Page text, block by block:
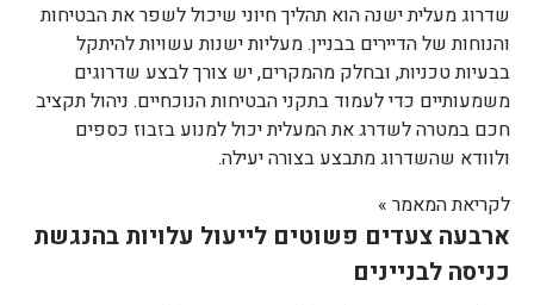
שדרוג מעלית ישנה הוא תהליך חיוני שיכול לשפר את הבטיחות
והנוחות של הדיירים בבניין. מעליות ישנות עשויות להיתקל
בבעיות טכניות, ובחלק מהמקרים, יש צורך לבצע שדרוגים
משמעותיים כדי לעמוד בתקני הבטיחות הנוכחיים. ניהול תקציב
חכם במטרה לשדרג את המעלית יכול למנוע בזבוז כספים
ולוודא שהשדרוג מתבצע בצורה יעילה.
לקריאת המאמר »
ארבעה צעדים פשוטים לייעול עלויות בהנגשת
כניסה לבניינים